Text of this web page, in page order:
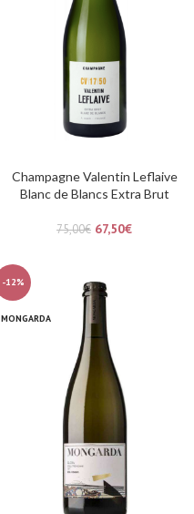
Champagne Valentin Leflaive
Blanc de Blancs Extra Brut
75,00€ 67,50€
-12%
MONGARDA